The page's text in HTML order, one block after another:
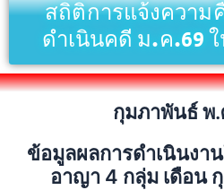
สถิติการแจ้งความ
ดำเนินคดี ม.ค.69
กุมภาพันธ์ พ
ข้อมูลผลการดำเนินงา
อาญา 4 กลุ่ม เดือน